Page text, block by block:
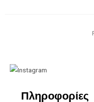
Πληροφορίες